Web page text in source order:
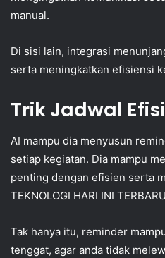
manual.
Di sisi lain, integrasi
serta meningkatkan efisiensi
Trik Jadwal
AI mampu dia menyusun
setiap kegiatan. Dia mampu
penting dengan efisien serta
TEKNOLOGI HARI INI
Tak hanya itu, reminder
tenggat, agar anda tidak